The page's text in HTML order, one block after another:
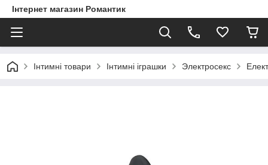
Інтернет магазин Романтик
Інтимні товари Інтимні іграшки Электросекс